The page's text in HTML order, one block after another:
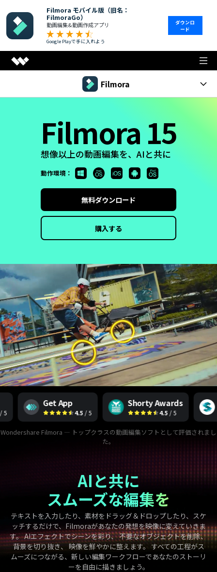
Filmora モバイル版（旧名：
FilmoraGo）
動画編集&動画作成アプリ
Google Playで手に入れよう
ダウンロ
ード
ユーティリティ
Filmora
Filmora Windows版
Filmora Mac版
エフェクト
クリエイティブアセット
お問い合わせ窓口へ
購入する
Filmora 15
想像以上の動画編集を、AIと共に
動作環境：
無料ダウンロード
購入する
Get App
4.5/ 5
Shorty Awards
4.5/ 5
Wondershare Filmora — トップクラスの動画編集ソフトとして評価されまし
た。
AIと共に
スムーズな編集を
テキストを入力したり、素材をドラッグ＆ドロップしたり、スケ
ッチするだけで、Filmoraがあなたの発想を映像に変えていきま
す。AIエフェクトでシーンを彩り、不要なオブジェクトを削除、
背景を切り抜き、映像を鮮やかに整えます。 すべての工程がス
ムーズにつながる、新しい編集ワークフローであなたのストーリ
ーを自由に描きましょう。